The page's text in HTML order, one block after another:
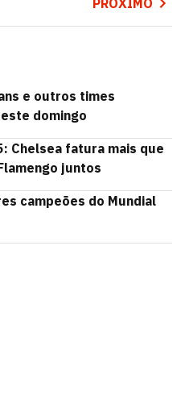
PRÓXIMO
e outros times
domingo
Chelsea fatura mais que
juntos
campeões do Mundial